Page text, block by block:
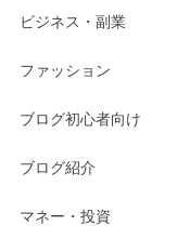
ビジネス・副業
ファッション
ブログ初心者向け
ブログ紹介
マネー・投資